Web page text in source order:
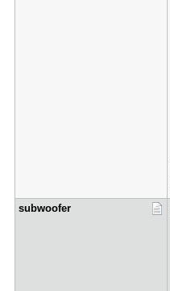
subwoofer